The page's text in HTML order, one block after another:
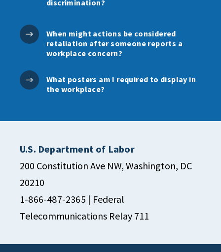
discrimination?
When might actions be considered
retaliation after someone reports a
workplace concern?
What posters am I required to display in
the workplace?
U.S. Department of Labor
200 Constitution Ave NW, Washington, DC
20210
1-866-487-2365 | Federal
Telecommunications Relay 711